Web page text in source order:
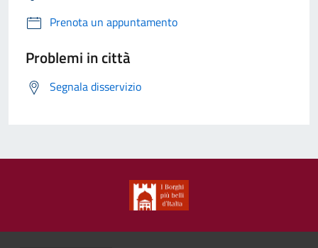
Prenota un appuntamento
Problemi in città
Segnala disservizio